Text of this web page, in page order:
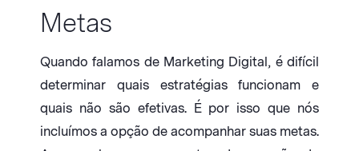
Metas
Quando falamos de Marketing Digital, é difícil
determinar quais estratégias funcionam e
quais não são efetivas. É por isso que nós
incluímos a opção de acompanhar suas metas.